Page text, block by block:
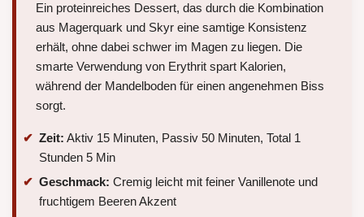
Ein proteinreiches Dessert, das durch die Kombination
aus Magerquark und Skyr eine samtige Konsistenz
erhält, ohne dabei schwer im Magen zu liegen. Die
smarte Verwendung von Erythrit spart Kalorien,
während der Mandelboden für einen angenehmen Biss
sorgt.
Zeit: Aktiv 15 Minuten, Passiv 50 Minuten, Total 1
Stunden 5 Min
Geschmack: Cremig leicht mit feiner Vanillenote und
fruchtigem Beeren Akzent